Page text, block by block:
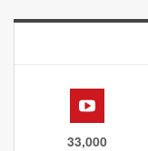
33,000